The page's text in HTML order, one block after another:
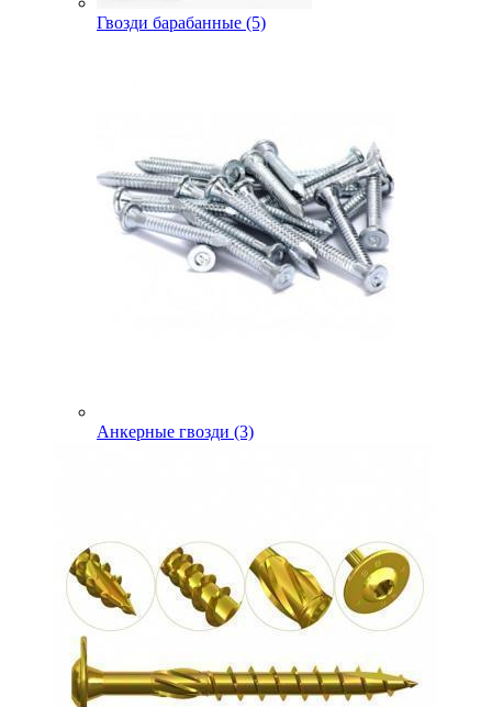
Гвозди барабанные (5)
Анкерные гвозди (3)